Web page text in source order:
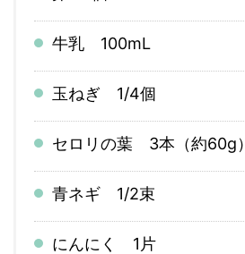
牛乳 100mL
玉ねぎ 1/4個
セロリの葉 3本（約60g）
青ネギ 1/2束
にんにく 1片